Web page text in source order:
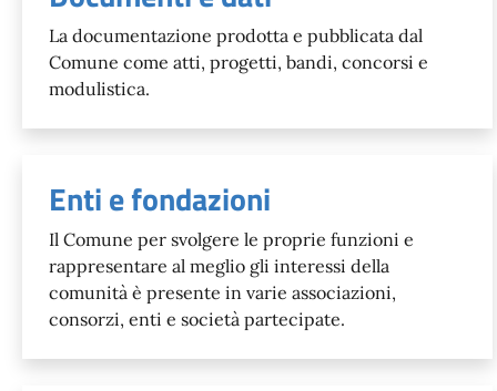
La documentazione prodotta e pubblicata dal
Comune come atti, progetti, bandi, concorsi e
modulistica.
Enti e fondazioni
Il Comune per svolgere le proprie funzioni e
rappresentare al meglio gli interessi della
comunità è presente in varie associazioni,
consorzi, enti e società partecipate.